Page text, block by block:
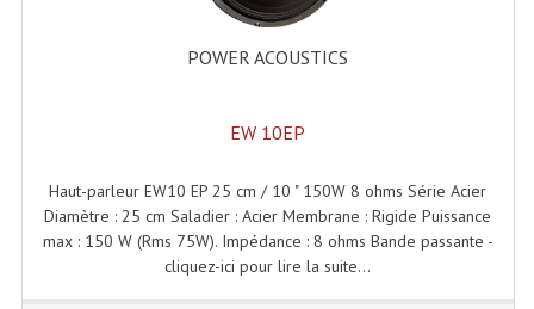
Retours De Scène
Caisson De Basse Amplifié
Caissons De Basses
POWER ACOUSTICS
EW 10EP
Haut-parleur EW10 EP 25 cm / 10 " 150W 8 ohms Série Acier
Diamètre : 25 cm Saladier : Acier Membrane : Rigide Puissance
max : 150 W (Rms 75W). Impédance : 8 ohms Bande passante -
cliquez-ici pour lire la suite...